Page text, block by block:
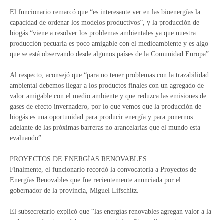
El funcionario remarcó que “es interesante ver en las bioenergías la
capacidad de ordenar los modelos productivos”, y la producción de
biogás “viene a resolver los problemas ambientales ya que nuestra
producción pecuaria es poco amigable con el medioambiente y es algo
que se está observando desde algunos países de la Comunidad Europa”.
Al respecto, aconsejó que “para no tener problemas con la trazabilidad
ambiental debemos llegar a los productos finales con un agregado de
valor amigable con el medio ambiente y que reduzca las emisiones de
gases de efecto invernadero, por lo que vemos que la producción de
biogás es una oportunidad para producir energía y para ponernos
adelante de las próximas barreras no arancelarias que el mundo esta
evaluando”.
PROYECTOS DE ENERGÍAS RENOVABLES
Finalmente, el funcionario recordó la convocatoria a Proyectos de
Energías Renovables que fue recientemente anunciada por el
gobernador de la provincia, Miguel Lifschitz.
El subsecretario explicó que “las energías renovables agregan valor a la